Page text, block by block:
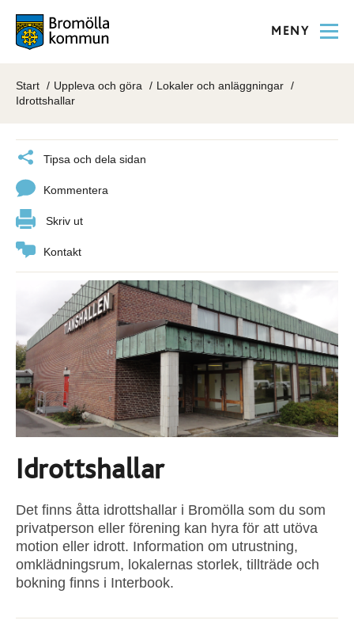
MENY
Start Uppleva och göra
Lokaler och anläggningar
Idrottshallar
Tipsa och dela sidan
Kommentera
Skriv ut
Kontakt
Idrottshallar
Det finns åtta idrottshallar i Bromölla som du som
privatperson eller förening kan hyra för att utöva
motion eller idrott. Information om utrustning,
omklädningsrum, lokalernas storlek, tillträde och
bokning finns i Interbook.